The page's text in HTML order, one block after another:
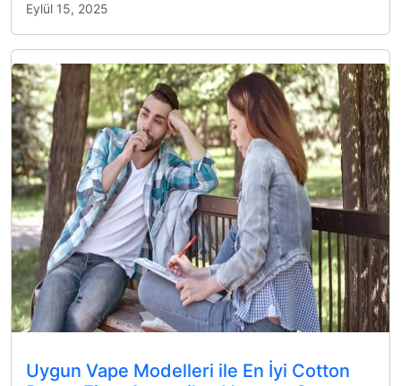
Eylül 15, 2025
Uygun Vape Modelleri ile En İyi Cotton